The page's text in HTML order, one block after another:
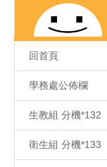
回首頁
學務處公佈欄
生教組 分機*132
衛生組 分機*133